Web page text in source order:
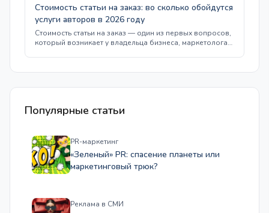
Стоимость статьи на заказ: во сколько обойдутся
услуги авторов в 2026 году
Стоимость статьи на заказ — один из первых вопросов,
который возникает у владельца бизнеса, маркетолога…
Популярные статьи
PR-маркетинг
«Зеленый» PR: спасение планеты или
маркетинговый трюк?
Реклама в СМИ